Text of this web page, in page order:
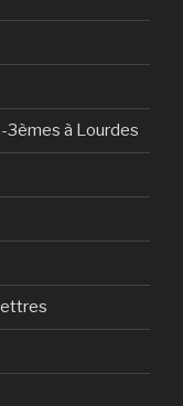
3èmes à Lourdes